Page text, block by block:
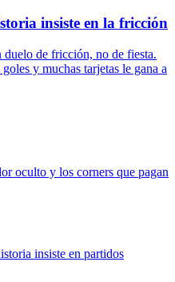
insiste en la fricción
duelo de fricción, no de fiesta.
y muchas tarjetas le gana a
oculto y los corners que pagan
insiste en partidos